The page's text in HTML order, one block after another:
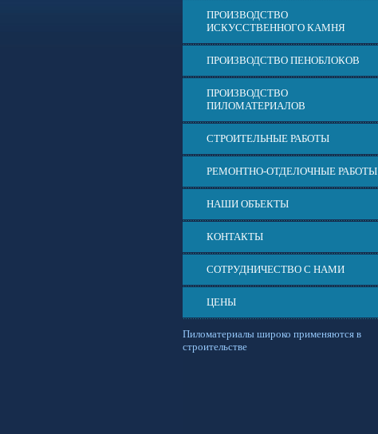
ПРОИЗВОДСТВО
ИСКУССТВЕННОГО КАМНЯ
ПРОИЗВОДСТВО ПЕНОБЛОКОВ
ПРОИЗВОДСТВО
ПИЛОМАТЕРИАЛОВ
СТРОИТЕЛЬНЫЕ РАБОТЫ
РЕМОНТНО-ОТДЕЛОЧНЫЕ РАБОТЫ
НАШИ ОБЪЕКТЫ
КОНТАКТЫ
СОТРУДНИЧЕСТВО С НАМИ
ЦЕНЫ
Пиломатериалы широко применяются в
строительстве